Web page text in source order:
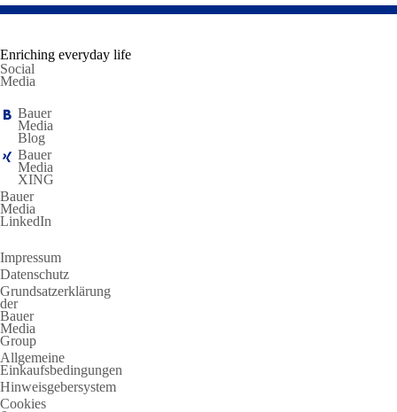
Enriching everyday life
Social
Media
Bauer
Media
Blog
Bauer
Media
XING
Bauer
Media
LinkedIn
Impressum
Datenschutz
Grundsatzerklärung
der
Bauer
Media
Group
Allgemeine
Einkaufsbedingungen
Hinweisgebersystem
Cookies